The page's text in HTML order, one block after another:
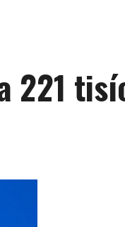
221